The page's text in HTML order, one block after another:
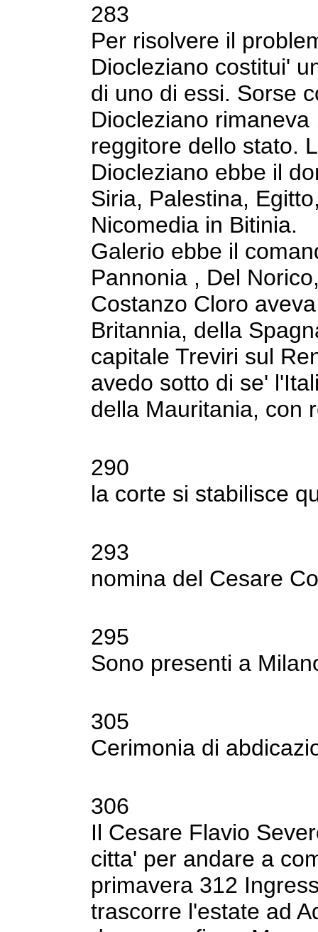
283
Per risolvere il
Diocleziano costitui'
di uno di essi. Sorse
Diocleziano
reggitore dello stato.
Diocleziano ebbe il
Siria, Palestina,
Nicomedia in Bitinia.
Galerio ebbe il
Pannonia , Del
Costanzo Cloro
Britannia, della
capitale Treviri sul
avedo sotto di se'
della Mauritania, con
290
la corte si stabilisce
293
nomina del Cesare
295
Sono presenti a
305
Cerimonia di
306
Il Cesare Flavio
citta' per andare a
primavera 312
trascorre l'estate ad